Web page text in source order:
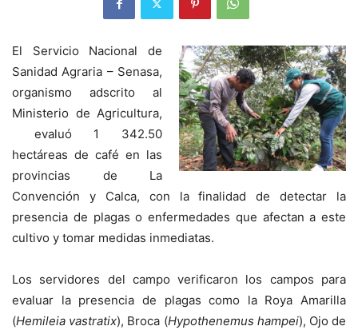
El Servicio Nacional de
Sanidad Agraria – Senasa,
organismo adscrito al
Ministerio de Agricultura,
evaluó 1 342.50
hectáreas de café en las
provincias de La
Convención y Calca, con la finalidad de detectar la
presencia de plagas o enfermedades que afectan a este
cultivo y tomar medidas inmediatas.
Los servidores del campo verificaron los campos para
evaluar la presencia de plagas como la Roya Amarilla
(Hemileia vastratix), Broca (Hypothenemus hampei), Ojo de